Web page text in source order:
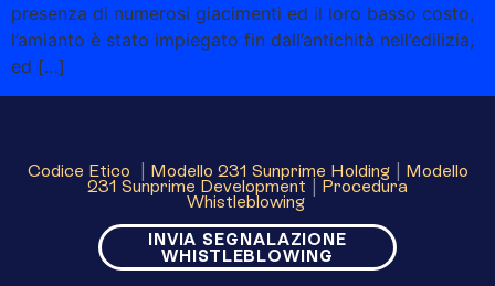
presenza di numerosi giacimenti ed il loro basso costo,
l’amianto è stato impiegato fin dall’antichità nell’edilizia,
ed […]
Codice Etico | Modello 231 Sunprime Holding| Modello
231 Sunprime Development | Procedura
Whistleblowing
INVIA SEGNALAZIONE
WHISTLEBLOWING